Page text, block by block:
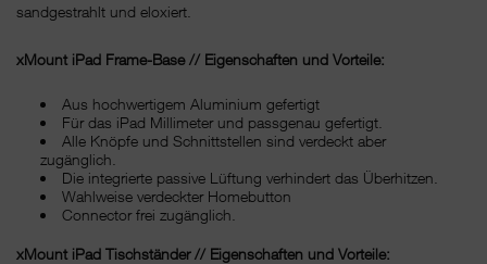
sandgestrahlt und eloxiert.
xMount iPad Frame-Base // Eigenschaften und Vorteile:
Aus hochwertigem Aluminium gefertigt
Für das iPad Millimeter und passgenau gefertigt.
Alle Knöpfe und Schnittstellen sind verdeckt aber
zugänglich.
Die integrierte passive Lüftung verhindert das Überhitzen.
Wahlweise verdeckter Homebutton
Connector frei zugänglich.
xMount iPad Tischständer // Eigenschaften und Vorteile: